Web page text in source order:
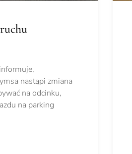
nastąpi zmiana
na odcinku,
na parking